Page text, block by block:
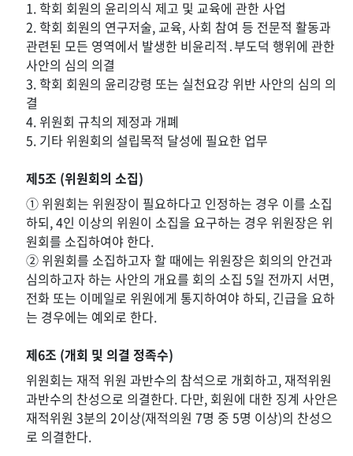
1. 학회 회원의 윤리의식 제고 및 교육에 관한 사업
2. 학회 회원의 연구저술, 교육, 사회 참여 등 전문적 활동과
관련된 모든 영역에서 발생한 비윤리적․부도덕 행위에 관한
사안의 심의 의결
3. 학회 회원의 윤리강령 또는 실천요강 위반 사안의 심의 의
결
4. 위원회 규칙의 제정과 개폐
5. 기타 위원회의 설립목적 달성에 필요한 업무
제5조 (위원회의 소집)
① 위원회는 위원장이 필요하다고 인정하는 경우 이를 소집
하되, 4인 이상의 위원이 소집을 요구하는 경우 위원장은 위
원회를 소집하여야 한다.
② 위원회를 소집하고자 할 때에는 위원장은 회의의 안건과
심의하고자 하는 사안의 개요를 회의 소집 5일 전까지 서면,
전화 또는 이메일로 위원에게 통지하여야 하되, 긴급을 요하
는 경우에는 예외로 한다.
제6조 (개회 및 의결 정족수)
위원회는 재적 위원 과반수의 참석으로 개회하고, 재적위원
과반수의 찬성으로 의결한다. 다만, 회원에 대한 징계 사안은
재적위원 3분의 2이상(재적의원 7명 중 5명 이상)의 찬성으
로 의결한다.